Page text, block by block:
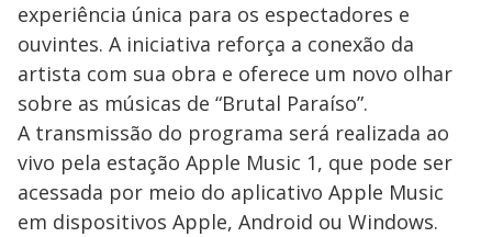
experiência única para os espectadores e
ouvintes. A iniciativa reforça a conexão da
artista com sua obra e oferece um novo olhar
sobre as músicas de “Brutal Paraíso”.
A transmissão do programa será realizada ao
vivo pela estação Apple Music 1, que pode ser
acessada por meio do aplicativo Apple Music
em dispositivos Apple, Android ou Windows.